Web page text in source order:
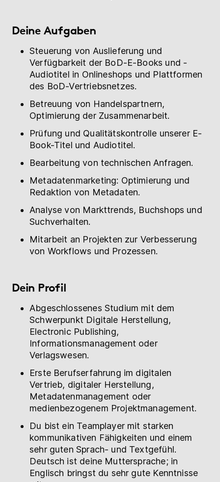
myBoD Neues Buchprojekt
Deine Aufgaben
Steuerung von Auslieferung und
Verfügbarkeit der BoD-E-Books und -
Audiotitel in Onlineshops und Plattformen
des BoD-Vertriebsnetzes.
Betreuung von Handelspartnern,
Optimierung der Zusammenarbeit.
Prüfung und Qualitätskontrolle unserer E-
Book-Titel und Audiotitel.
Bearbeitung von technischen Anfragen.
Metadatenmarketing: Optimierung und
Redaktion von Metadaten.
Analyse von Markttrends, Buchshops und
Suchverhalten.
Mitarbeit an Projekten zur Verbesserung
von Workflows und Prozessen.
Dein Profil
Abgeschlossenes Studium mit dem
Schwerpunkt Digitale Herstellung,
Electronic Publishing,
Informationsmanagement oder
Verlagswesen.
Erste Berufserfahrung im digitalen
Vertrieb, digitaler Herstellung,
Metadatenmanagement oder
medienbezogenem Projektmanagement.
Du bist ein Teamplayer mit starken
kommunikativen Fähigkeiten und einem
sehr guten Sprach- und Textgefühl.
Deutsch ist deine Muttersprache; in
Englisch bringst du sehr gute Kenntnisse